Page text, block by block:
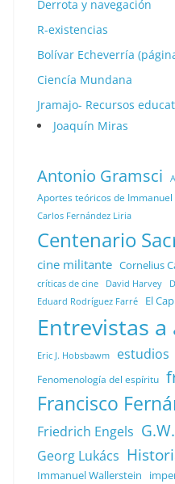
Derrota y navegación
R-existencias
Bolívar Echeverría
Ciencía Mundana
Jramajo- Recursos
Joaquín Miras
Antonio Gramsci
Aportes teóricos de
Carlos Fernández Liria
Centenario
cine militante Cornelius
críticas de cine David Harvey
Eduard Rodríguez Farré El
Entrevistas
Eric J. Hobsbawm estudios
Fenomenología del espíritu
Francisco
Friedrich Engels
Georg Lukács
Immanuel Wallerstein